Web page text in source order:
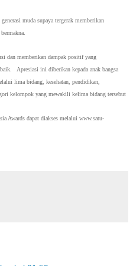
muda supaya tergerak memberikan
dan memberikan dampak positif yang
Apresiasi ini diberikan kepada anak bangsa
lima bidang, kesehatan, pendidikan,
kelompok yang mewakili kelima bidang tersebut
Awards dapat diakses melalui www.satu-